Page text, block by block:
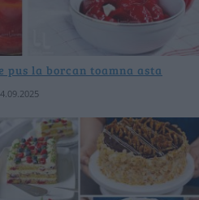
pus la borcan toamna asta